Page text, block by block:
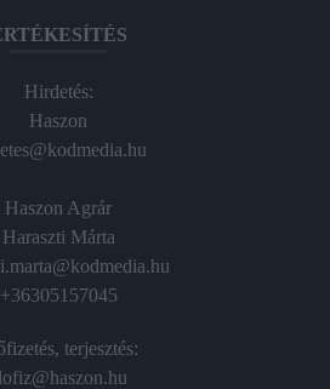
Hirdetés:
Haszon
Haszon Agrár
Haraszti Márta
+36305157045
terjesztés: